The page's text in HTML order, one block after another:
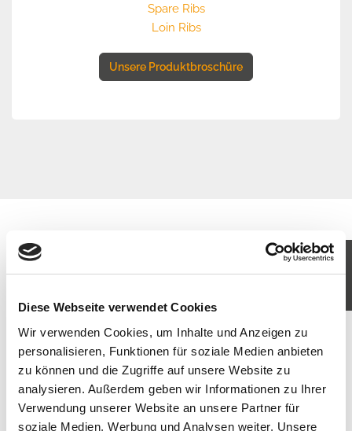
Diese Webseite verwendet Cookies
Wir verwenden Cookies, um Inhalte und Anzeigen zu
personalisieren, Funktionen für soziale Medien anbieten
zu können und die Zugriffe auf unsere Website zu
analysieren. Außerdem geben wir Informationen zu Ihrer
Verwendung unserer Website an unsere Partner für
soziale Medien, Werbung und Analysen weiter. Unsere
Spare Ribs
Loin Ribs
Unsere Produktbroschüre
KOMM IN UNSER TEAM